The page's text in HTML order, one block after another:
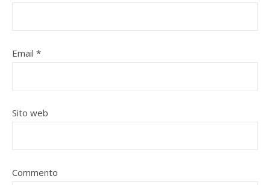
Email *
Sito web
Commento